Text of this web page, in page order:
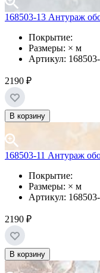
168503-13 Антураж
Покрытие:
Размеры: × м
Артикул:
2190 ₽
В корзину
168503-11 Антураж
Покрытие:
Размеры: × м
Артикул: 168503-
2190 ₽
В корзину